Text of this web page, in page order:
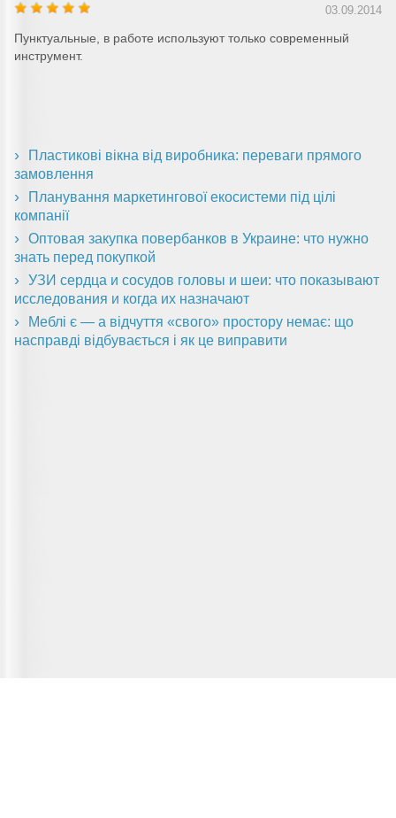
03.09.2014
Пунктуальные, в работе используют только современный
инструмент.
Пластикові вікна від виробника: переваги прямого
замовлення
Планування маркетингової екосистеми під цілі
компанії
Оптовая закупка повербанков в Украине: что нужно
знать перед покупкой
УЗИ сердца и сосудов головы и шеи: что показывают
исследования и когда их назначают
Меблі є — а відчуття «свого» простору немає: що
насправді відбувається і як це виправити